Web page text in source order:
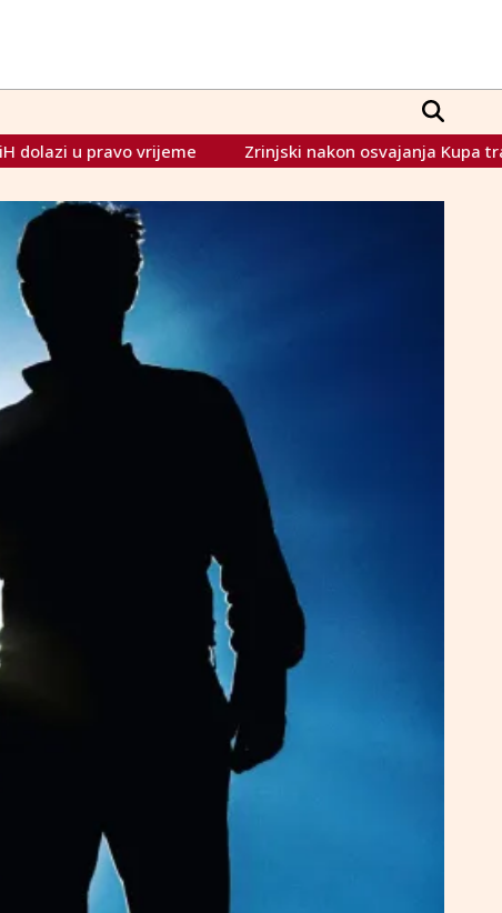
Zrinjski nakon osvajanja Kupa traži pomoć njemačkog